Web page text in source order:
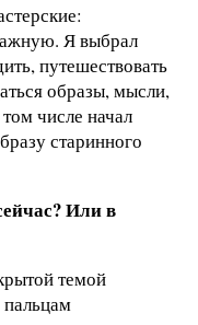
Я выбрал
путешествовать
образы, мысли,
числе начал
старинного
Или в
темой